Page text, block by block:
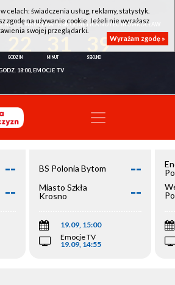
HOTEL WROCŁAW - KSK QEMETICA NOTEĆ INOWROCŁAW
39
18:00, EMOCJE TV
--
--
BS Polonia Bytom --
Miasto Szkła
Krosno
--
19.09, 15:00
Emocje TV
19.09, 14:55
celach: świadczenia usług, reklamy, statystyk.
zgodę na używanie cookie. Jeżeli nie wyrażasz
swojej przeglądarki.
Wyrażam zgodę »